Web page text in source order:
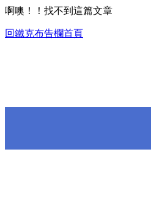
啊噢！！找不到這篇文章
回鐵克布告欄首頁